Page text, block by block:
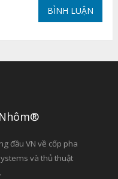
đầu VN về cốp pha
và thủ thuật